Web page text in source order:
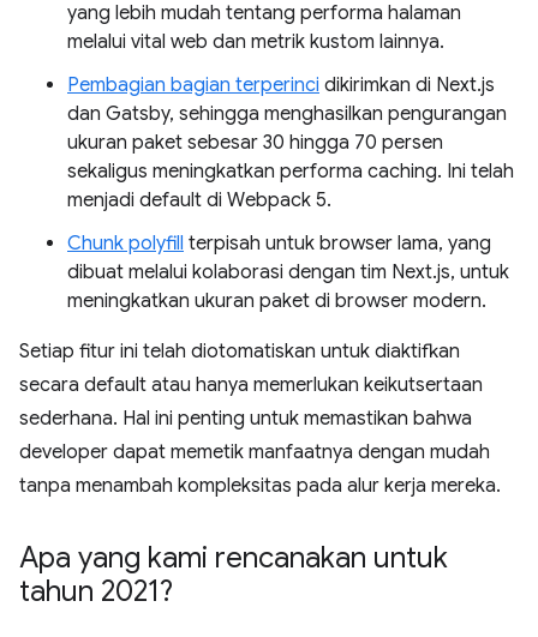
yang lebih mudah tentang performa halaman
melalui vital web dan metrik kustom lainnya.
Pembagian bagian terperinci dikirimkan di Next.js
dan Gatsby, sehingga menghasilkan pengurangan
ukuran paket sebesar 30 hingga 70 persen
sekaligus meningkatkan performa caching. Ini telah
menjadi default di Webpack 5.
Chunk polyfill terpisah untuk browser lama, yang
dibuat melalui kolaborasi dengan tim Next.js, untuk
meningkatkan ukuran paket di browser modern.
Setiap fitur ini telah diotomatiskan untuk diaktifkan
secara default atau hanya memerlukan keikutsertaan
sederhana. Hal ini penting untuk memastikan bahwa
developer dapat memetik manfaatnya dengan mudah
tanpa menambah kompleksitas pada alur kerja mereka.
Apa yang kami rencanakan untuk
tahun 2021?